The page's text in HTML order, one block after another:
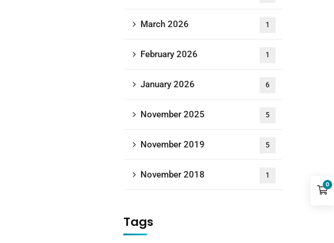
March 2026 1
February 2026 1
January 2026 6
November 2025 5
November 2019 5
November 2018 1
Tags
0